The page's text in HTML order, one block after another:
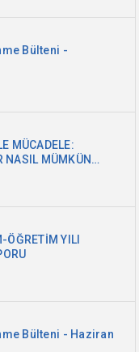
Bülteni -
MÜCADELE:
NASIL MÜMKÜN
YILI
Bülteni - Haziran